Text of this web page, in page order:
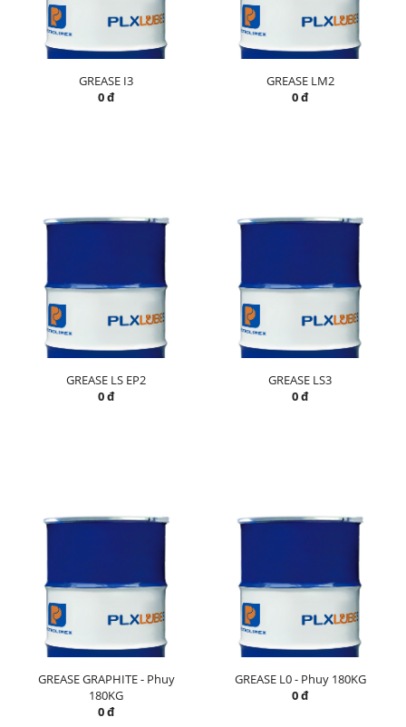
GREASE I3
0 đ
GREASE LM2
0 đ
GREASE LS EP2
0 đ
GREASE LS3
0 đ
GREASE GRAPHITE - Phuy
180KG
0 đ
GREASE L0 - Phuy 180KG
0 đ